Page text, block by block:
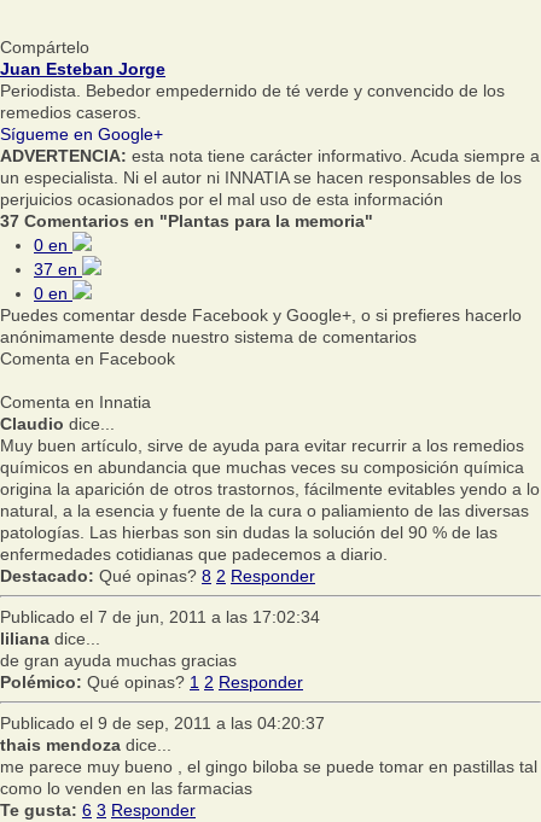
Compártelo
Juan Esteban Jorge
Periodista. Bebedor empedernido de té verde y convencido de los
remedios caseros.
Sígueme en Google+
ADVERTENCIA: esta nota tiene carácter informativo. Acuda siempre a
un especialista. Ni el autor ni INNATIA se hacen responsables de los
perjuicios ocasionados por el mal uso de esta información
37 Comentarios en "Plantas para la memoria"
0 en
37 en
0 en
Puedes comentar desde Facebook y Google+, o si prefieres hacerlo
anónimamente desde nuestro sistema de comentarios
Comenta en Facebook
Comenta en Innatia
Claudio dice...
Muy buen artículo, sirve de ayuda para evitar recurrir a los remedios
químicos en abundancia que muchas veces su composición química
origina la aparición de otros trastornos, fácilmente evitables yendo a lo
natural, a la esencia y fuente de la cura o paliamiento de las diversas
patologías. Las hierbas son sin dudas la solución del 90 % de las
enfermedades cotidianas que padecemos a diario.
Destacado: Qué opinas? 8 2 Responder
Publicado el 7 de jun, 2011 a las 17:02:34
liliana dice...
de gran ayuda muchas gracias
Polémico: Qué opinas? 1 2 Responder
Publicado el 9 de sep, 2011 a las 04:20:37
thais mendoza dice...
me parece muy bueno , el gingo biloba se puede tomar en pastillas tal
como lo venden en las farmacias
Te gusta: 6 3 Responder